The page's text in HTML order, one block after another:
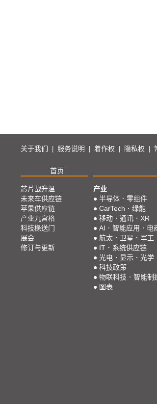
关于我们 服务说明 着作权 隐私权
首页
芯片战升温
未来车供应链
苹果供应链
产业九宫格
科技椽送门
展会
修订与更新
产业
● 半导体．零组件
● CarTech．绿能
● 移动．通讯．XR
● AI．智能应用．电
● 航太．卫星．军工
● IT．系统供应链
● 光电．显示．光学
● 科技政策
● 物联科技．智能制
● 图表